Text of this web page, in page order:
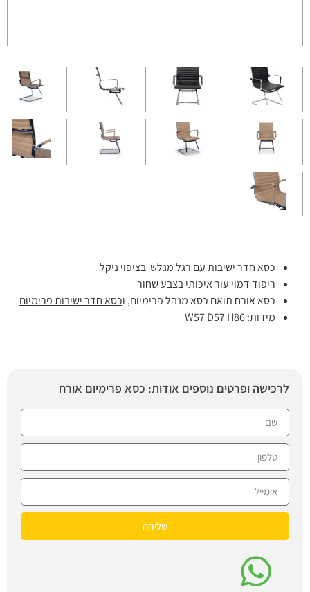
כסא חדר ישיבות עם רגל מגלש בציפוי ניקל
ריפוד דמוי עור איכותי בצבע שחור
כסא אורח תואם כסא מנהל פרימיום, וכסא חדר ישיבות פרימיום
מידות: W57 D57 H86
לרכישה ופרטים נוספים אודות: כסא פרימיום אורח
שליחה